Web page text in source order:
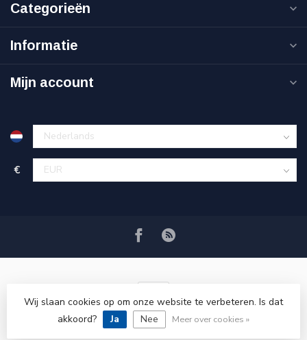
Categorieën
Informatie
Mijn account
€
© Copyright 2026 VRSPLUS
Wij slaan cookies op om onze website te verbeteren. Is dat
akkoord?
Ja Nee Meer over cookies »